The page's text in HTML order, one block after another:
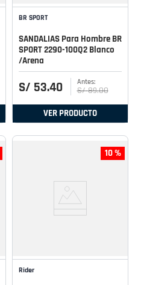
BR SPORT
SANDALIAS Para Hombre BR
SPORT 2290-100Q2 Blanco
/Arena
S/ 53.40 S/ 89.00
VER PRODUCTO
10 %
Rider